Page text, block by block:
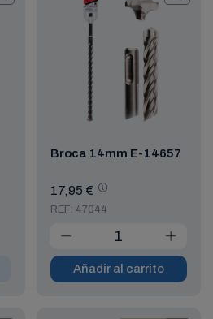
Broca 14mm E-14657
17,95 €
REF: 47044
Añadir al carrito